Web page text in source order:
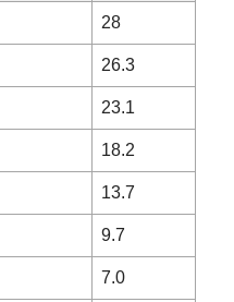
28
26.3
23.1
18.2
13.7
9.7
7.0